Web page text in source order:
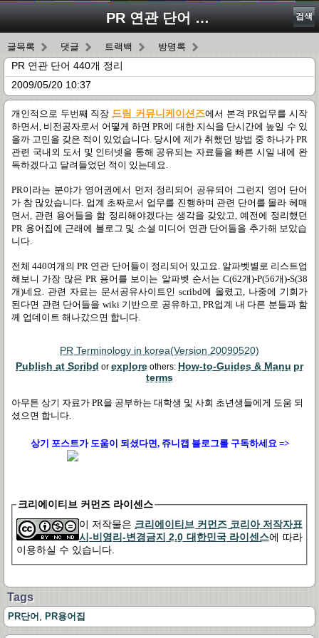
PR 연관 단어 440개 정리 검색
글목록 댓글 트랙백 방명록
PR 연관 단어 440개 정리
2009/05/20 10:37
개인적으로 두번째 직장 드림 커뮤니케이션즈에서 본격 PR업무를 시작
하면서, 비전공자로서 어떻게 하면 PR에 대한 지식을 단시간에 높일 수 있
을까 고민을 갖은 적이 있었습니다. 당시에 제가 취했던 방법 중 하나가 PR
관련 국내외 도서 및 인터넷을 통해 공유되는 자료들을 빠른 시일 내에 완
독하겠다고 달려들었던 적이 있는데요.
PR이라는 분야가 영어권에서 먼저 정리되어 공유되어 그런지 영어 단어
가 참 많았습니다. 업계 초짜로서 업무를 진행하며 관련 단어를 몰라 헤매
면서, 관련 용어들을 함 정리해야겠다는 생각을 갖았고, 예전에 정리했던
PR 용어집에 근래에 블로그 및 소셜 미디어 연관 단어들을 추가해 보았습
니다.
전체 440여개의 PR 연관 단어들이 정리되어 있고요. 알파벳별로 리스트업
해보니 가장 많은 PR 용어를 보이는 알파벳 순서는 C(62개)-P(56개)-S(38
개)네요. 관련 자료는 문서공유사이트인 scribd에 올렸고, 나중에 기회가
된다면 관련 단어들을 wiki 기반으로 공유하고, PR업계 내 다른 분들과 함
께 업데이트 해나갔으면 합니다.
PR Terminology in korea(Version 20090520)
Publish at Scribd or explore others: How-to-Guides & Manu pr
terms
아무튼 상기 자료가 PR을 공부하는 대학생 및 사회 초년생들에게 도움 되
셨으면 합니다.
상기 포스트가 도움이 되셨다면, 쥬니캡 블로그를 구독하세요 =>
크리에이티브 커먼즈 라이센스
이 저작물은 크리에이티브 커먼즈 코리아 저작자표
시-비영리-변경금지 2.0 대한민국 라이센스에 따라
이용하실 수 있습니다.
Tags
PR단어 PR용어집